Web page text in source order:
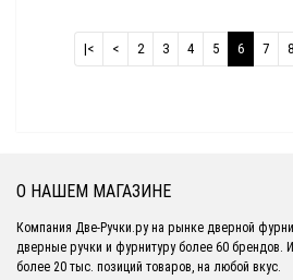
|< < 2 3 4 5 6 7 8
О НАШЕМ МАГАЗИНЕ
Компания Две-Ручки.ру на рынке дверной
дверные ручки и фурнитуру более 60 брендов.
более 20 тыс. позиций товаров, на любой вкус.